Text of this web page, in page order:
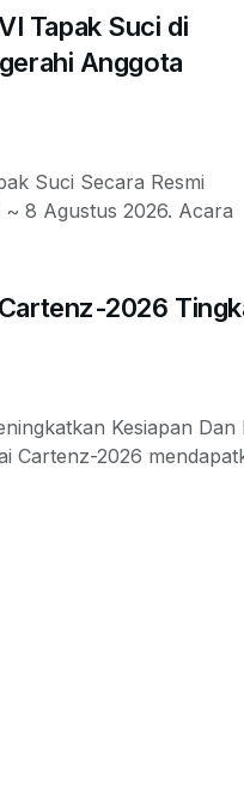
Tapak Suci di
Anggota
Suci Secara Resmi
8 Agustus 2026. Acara
2026
Kesiapan
Cartenz-2026